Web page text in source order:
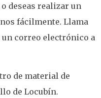
deseas realizar un
fácilmente. Llama
un correo electrónico a
de material de
de Locubín.